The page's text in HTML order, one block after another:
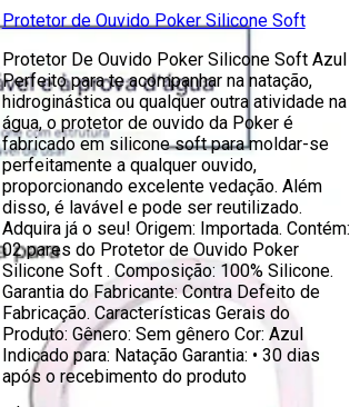
Protetor de Ouvido Poker Silicone Soft
Protetor De Ouvido Poker Silicone Soft Azul
Perfeito para te acompanhar na natação,
hidroginástica ou qualquer outra atividade na
água, o protetor de ouvido da Poker é
fabricado em silicone soft para moldar-se
perfeitamente a qualquer ouvido,
proporcionando excelente vedação. Além
disso, é lavável e pode ser reutilizado.
Adquira já o seu! Origem: Importada. Contém:
02 pares do Protetor de Ouvido Poker
Silicone Soft . Composição: 100% Silicone.
Garantia do Fabricante: Contra Defeito de
Fabricação. Características Gerais do
Produto: Gênero: Sem gênero Cor: Azul
Indicado para: Natação Garantia: • 30 dias
após o recebimento do produto